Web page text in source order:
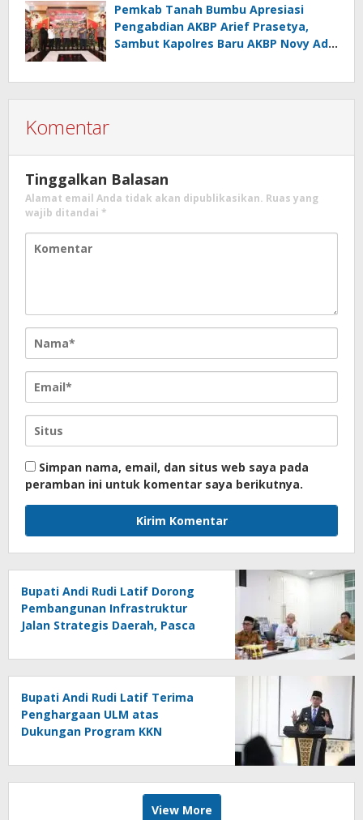
Pemkab Tanah Bumbu Apresiasi
Pengabdian AKBP Arief Prasetya,
Sambut Kapolres Baru AKBP Novy Adi
Komentar
Tinggalkan Balasan
Alamat email Anda tidak akan dipublikasikan. Ruas yang
wajib ditandai *
Simpan nama, email, dan situs web saya pada
peramban ini untuk komentar saya berikutnya.
Bupati Andi Rudi Latif Dorong
Pembangunan Infrastruktur
Jalan Strategis Daerah, Pasca
Bupati Andi Rudi Latif Terima
Penghargaan ULM atas
Dukungan Program KKN
View More